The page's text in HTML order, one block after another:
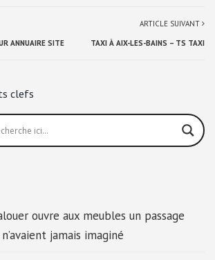
ANNUAIRE SITE
ARTICLE SUIVANT
TAXI À AIX-LES-BAINS – TS TAXI
clefs
ouvre aux meubles un passage
jamais imaginé